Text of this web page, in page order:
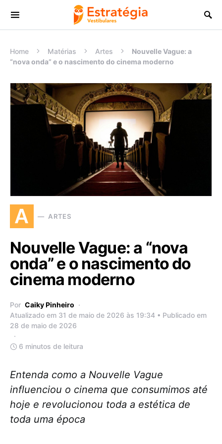
Procurar:
Home Matérias Artes
Nouvelle Vague: a
“nova onda” e o nascimento do cinema moderno
A ARTES
Nouvelle Vague: a “nova
onda” e o nascimento do
cinema moderno
Por Caiky Pinheiro
Atualizado em 31 de maio de 2026 às 19:34 • Publicado em
28 de maio de 2026
6 minutos de leitura
Entenda como a Nouvelle Vague
influenciou o cinema que consumimos até
hoje e revolucionou toda a estética de
toda uma época